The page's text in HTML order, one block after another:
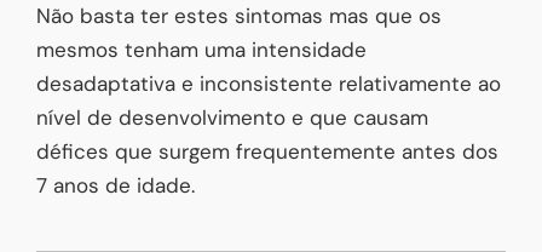
Não basta ter estes sintomas mas que os
mesmos tenham uma intensidade
desadaptativa e inconsistente relativamente ao
nível de desenvolvimento e que causam
défices que surgem frequentemente antes dos
7 anos de idade.